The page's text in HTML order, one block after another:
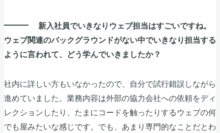
新入社員でいきなりウェブ担当はすごいですね。
ウェブ関連のバックグラウンドがない中でいきなり担当する
ように言われて、どう学んでいきましたか？
社内に詳しい方もいなかったので、自分で試行錯誤しながら
進めていました。業務内容は外部の協力会社への依頼をディ
レクションしたり、たまにコードを触ったりするウェブの何
でも屋みたいな感じです。でも、あまり専門的なことだとわ